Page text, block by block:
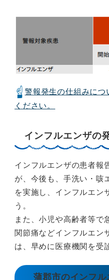
警報発生の仕組みにつ
ください。
インフルエンザの
インフルエンザの患者報
が、今後も、手洗い・咳
を実施し、インフルエン
う。
また、小児や高齢者等で
関節痛などインフルエン
は、早めに医療機関を受
蒲郡市のインフ